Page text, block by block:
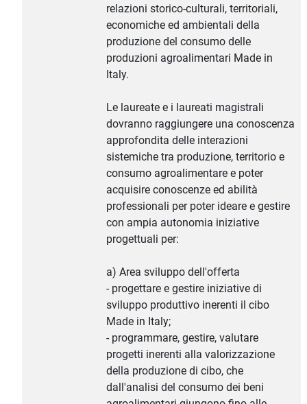
relazioni storico-culturali, territoriali,
economiche ed ambientali della
produzione del consumo delle
produzioni agroalimentari Made in
Italy.
Le laureate e i laureati magistrali
dovranno raggiungere una conoscenza
approfondita delle interazioni
sistemiche tra produzione, territorio e
consumo agroalimentare e poter
acquisire conoscenze ed abilità
professionali per poter ideare e gestire
con ampia autonomia iniziative
progettuali per:
a) Area sviluppo dell'offerta
- progettare e gestire iniziative di
sviluppo produttivo inerenti il cibo
Made in Italy;
- programmare, gestire, valutare
progetti inerenti alla valorizzazione
della produzione di cibo, che
dall'analisi del consumo dei beni